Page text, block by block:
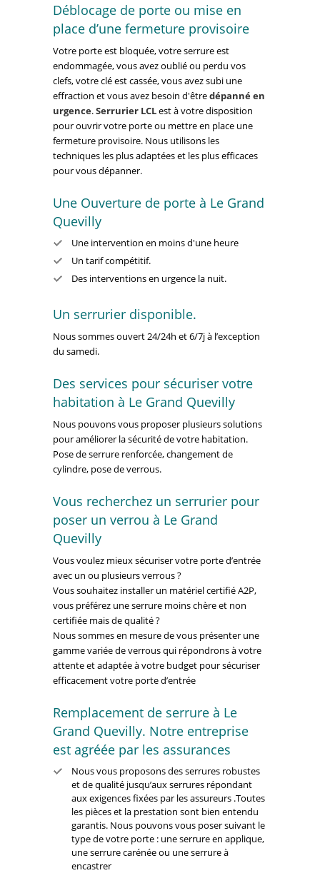
Déblocage de porte ou mise en
place d’une fermeture provisoire
Votre porte est bloquée, votre serrure est
endommagée, vous avez oublié ou perdu vos
clefs, votre clé est cassée, vous avez subi une
effraction et vous avez besoin d'êtredépanné en
urgence.Serrurier LCLest à votre disposition
pour ouvrir votre porte ou mettre en place une
fermeture provisoire. Nous utilisons les
techniques les plus adaptées et les plus efficaces
pour vous dépanner.
Une Ouverture de porte à Le Grand
Quevilly
Une intervention en moins d'une heure
Un tarif compétitif.
Des interventions en urgence la nuit.
Un serrurier disponible.
Nous sommes ouvert 24/24h et 6/7j à l’exception
du samedi.
Des services pour sécuriser votre
habitation à Le Grand Quevilly
Nous pouvons vous proposer plusieurs solutions
pour améliorer la sécurité de votre habitation.
Pose de serrure renforcée, changement de
cylindre, pose de verrous.
Vous recherchez un serrurier pour
poser un verrou à Le Grand
Quevilly
Vous voulez mieux sécuriser votre porte d’entrée
avec un ou plusieurs verrous ?
Vous souhaitez installer un matériel certifié A2P,
vous préférez une serrure moins chère et non
certifiée mais de qualité ?
Nous sommes en mesure de vous présenter une
gamme variée de verrous qui répondrons à votre
attente et adaptée à votre budget pour sécuriser
efficacement votre porte d’entrée
Remplacement de serrure à Le
Grand Quevilly. Notre entreprise
est agréée par les assurances
Nous vous proposons des serrures robustes
et de qualité jusqu’aux serrures répondant
aux exigences fixées par les assureurs .Toutes
les pièces et la prestation sont bien entendu
garantis. Nous pouvons vous poser suivant le
type de votre porte : une serrure en applique,
une serrure carénée ou une serrure à
encastrer